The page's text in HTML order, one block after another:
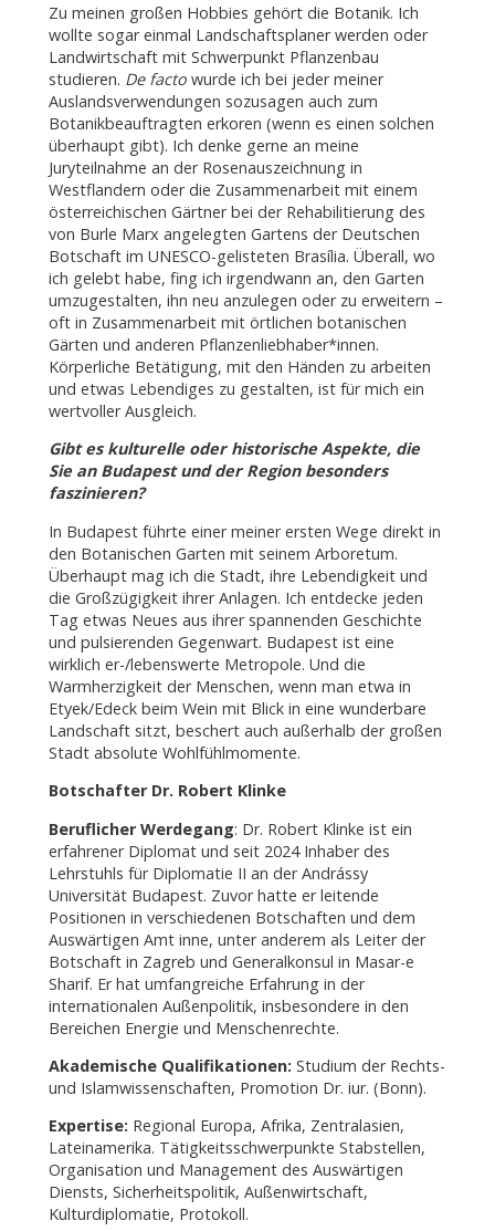
Zu meinen großen Hobbies gehört die Botanik. Ich
wollte sogar einmal Landschaftsplaner werden oder
Landwirtschaft mit Schwerpunkt Pflanzenbau
studieren. De facto wurde ich bei jeder meiner
Auslandsverwendungen sozusagen auch zum
Botanikbeauftragten erkoren (wenn es einen solchen
überhaupt gibt). Ich denke gerne an meine
Juryteilnahme an der Rosenauszeichnung in
Westflandern oder die Zusammenarbeit mit einem
österreichischen Gärtner bei der Rehabilitierung des
von Burle Marx angelegten Gartens der Deutschen
Botschaft im UNESCO-gelisteten Brasília. Überall, wo
ich gelebt habe, fing ich irgendwann an, den Garten
umzugestalten, ihn neu anzulegen oder zu erweitern –
oft in Zusammenarbeit mit örtlichen botanischen
Gärten und anderen Pflanzenliebhaber*innen.
Körperliche Betätigung, mit den Händen zu arbeiten
und etwas Lebendiges zu gestalten, ist für mich ein
wertvoller Ausgleich.
Gibt es kulturelle oder historische Aspekte, die
Sie an Budapest und der Region besonders
faszinieren?
In Budapest führte einer meiner ersten Wege direkt in
den Botanischen Garten mit seinem Arboretum.
Überhaupt mag ich die Stadt, ihre Lebendigkeit und
die Großzügigkeit ihrer Anlagen. Ich entdecke jeden
Tag etwas Neues aus ihrer spannenden Geschichte
und pulsierenden Gegenwart. Budapest ist eine
wirklich er-/lebenswerte Metropole. Und die
Warmherzigkeit der Menschen, wenn man etwa in
Etyek/Edeck beim Wein mit Blick in eine wunderbare
Landschaft sitzt, beschert auch außerhalb der großen
Stadt absolute Wohlfühlmomente.
Botschafter Dr. Robert Klinke
Beruflicher Werdegang: Dr. Robert Klinke ist ein
erfahrener Diplomat und seit 2024 Inhaber des
Lehrstuhls für Diplomatie II an der Andrássy
Universität Budapest. Zuvor hatte er leitende
Positionen in verschiedenen Botschaften und dem
Auswärtigen Amt inne, unter anderem als Leiter der
Botschaft in Zagreb und Generalkonsul in Masar-e
Sharif. Er hat umfangreiche Erfahrung in der
internationalen Außenpolitik, insbesondere in den
Bereichen Energie und Menschenrechte.
Akademische Qualifikationen: Studium der Rechts-
und Islamwissenschaften, Promotion Dr. iur. (Bonn).
Expertise: Regional Europa, Afrika, Zentralasien,
Lateinamerika. Tätigkeitsschwerpunkte Stabstellen,
Organisation und Management des Auswärtigen
Diensts, Sicherheitspolitik, Außenwirtschaft,
Kulturdiplomatie, Protokoll.